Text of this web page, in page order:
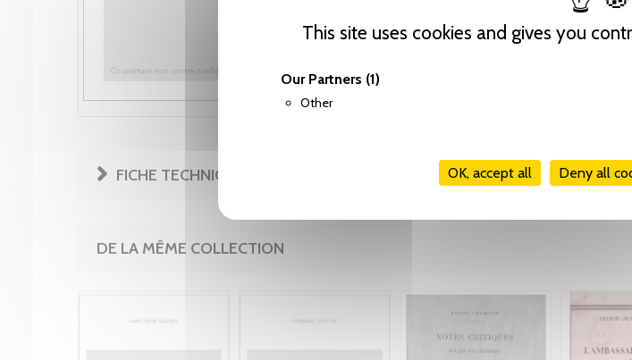
This site uses cookies and gives you
Our Partners (1)
Other
OK, accept all Deny all
FICHE TECHNIQUE
DE LA MÊME COLLECTION